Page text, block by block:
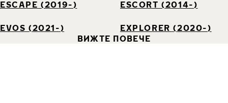
ESCAPE (2019-) ESCORT (2014-)
EVOS (2021-)
EXPLORER (2020-)
ВИЖТЕ ПОВЕЧЕ